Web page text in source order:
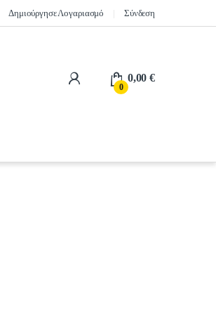
Δημιούργησε Λογαριασμό Σύνδεση
0
0,00€